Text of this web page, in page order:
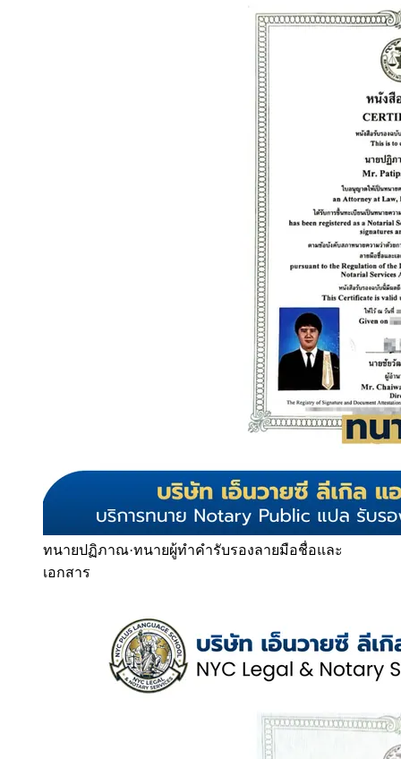
ทนายปฏิภาณ·ทนายผู้ทำคำรับรองลายมือชื่อและ
เอกสาร